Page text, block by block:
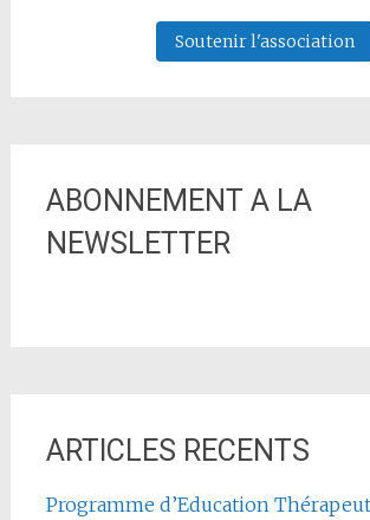
Soutenir l'association
ABONNEMENT A LA
NEWSLETTER
ARTICLES RECENTS
Programme d’Education